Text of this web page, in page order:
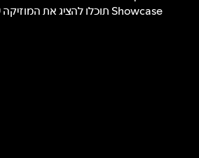
Showcase תוכלו להציג את המוזיקה שלכם מתי שתרצו.